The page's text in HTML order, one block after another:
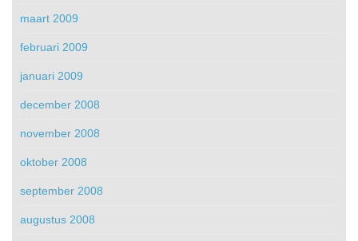
maart 2009
februari 2009
januari 2009
december 2008
november 2008
oktober 2008
september 2008
augustus 2008